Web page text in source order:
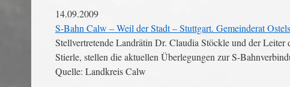
14.09.2009
S-Bahn Calw – Weil der Stadt – Stuttgart. Gemeinderat
Stellvertretende Landrätin Dr. Claudia Stöckle und der
Stierle, stellen die aktuellen Überlegungen zur S-
Quelle: Landkreis Calw